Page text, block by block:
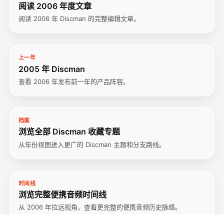
阅读 2006 年度文章
阅读 2006 年 Discman 的完整编辑文章。
上一年
2005 年 Discman
查看 2006 年发布前一年的产品阵容。
档案
浏览全部 Discman 收藏专题
从年份视图进入更广的 Discman 主题和分支路线。
时间线
浏览完整便携音频时间线
从 2006 年拉远视角，查看更完整的便携音频历史脉络。